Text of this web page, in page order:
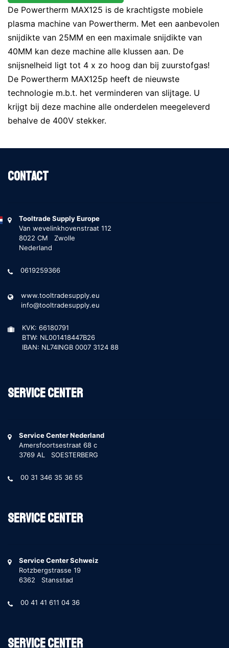
De Powertherm MAX125 is de krachtigste mobiele
plasma machine van Powertherm. Met een aanbevolen
snijdikte van 25MM en een maximale snijdikte van
40MM kan deze machine alle klussen aan. De
snijsnelheid ligt tot 4 x zo hoog dan bij zuurstofgas!
De Powertherm MAX125p heeft de nieuwste
technologie m.b.t. het verminderen van slijtage. U
krijgt bij deze machine alle onderdelen meegeleverd
behalve de 400V stekker.
Contact
Tooltrade Supply Europe
Van wevelinkhovenstraat 112
8022 CM Zwolle
Nederland
0619259366
www.tooltradesupply.eu
info@tooltradesupply.eu
KVK: 66180791
BTW: NL001418447B26
IBAN: NL74INGB 0007 3124 88
Service Center
Service Center Nederland
Amersfoortsestraat 68 c
3769 AL SOESTERBERG
00 31 346 35 36 55
Service Center
Service Center Schweiz
Rotzbergstrasse 19
6362 Stansstad
00 41 41 611 04 36
Service Center